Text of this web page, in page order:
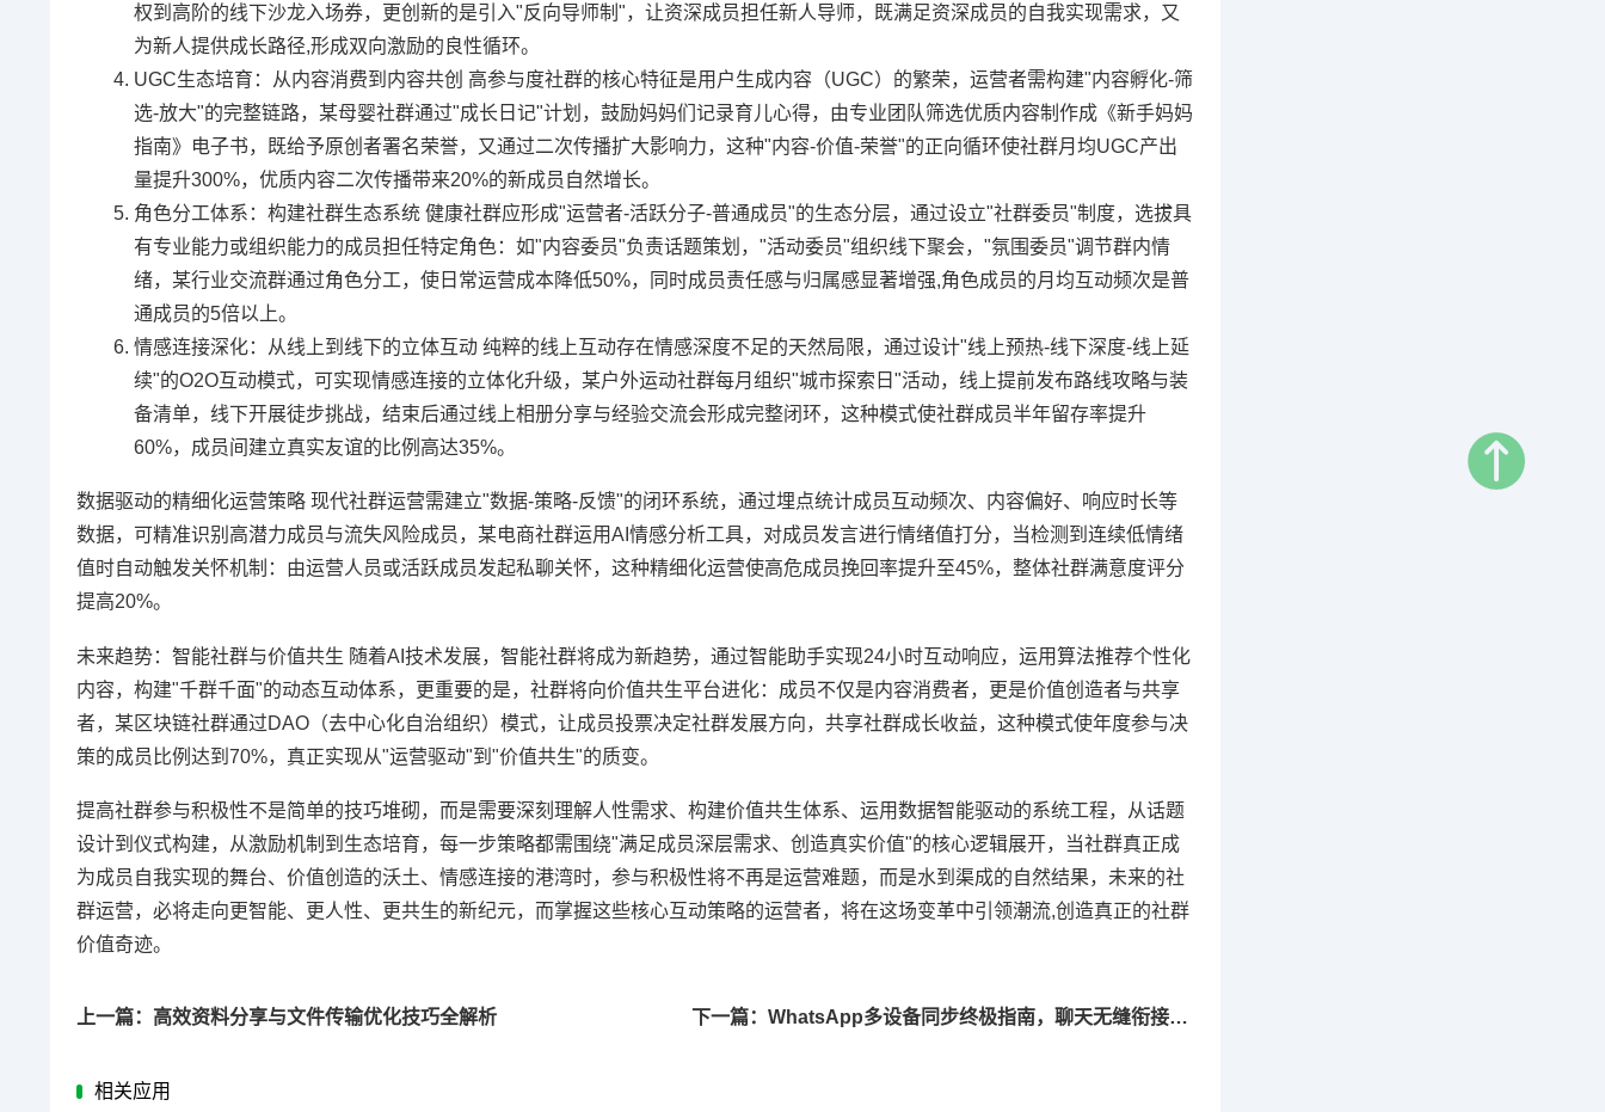
权到高阶的线下沙龙入场券，更创新的是引入"反向导师制"，让资深成员担任新人导师，既满足资深成员的自我实现需求，又
为新人提供成长路径,形成双向激励的良性循环。
UGC生态培育：从内容消费到内容共创 高参与度社群的核心特征是用户生成内容（UGC）的繁荣，运营者需构建"内容孵化-筛
选-放大"的完整链路，某母婴社群通过"成长日记"计划，鼓励妈妈们记录育儿心得，由专业团队筛选优质内容制作成《新手妈妈
指南》电子书，既给予原创者署名荣誉，又通过二次传播扩大影响力，这种"内容-价值-荣誉"的正向循环使社群月均UGC产出
量提升300%，优质内容二次传播带来20%的新成员自然增长。
角色分工体系：构建社群生态系统 健康社群应形成"运营者-活跃分子-普通成员"的生态分层，通过设立"社群委员"制度，选拔具
有专业能力或组织能力的成员担任特定角色：如"内容委员"负责话题策划，"活动委员"组织线下聚会，"氛围委员"调节群内情
绪，某行业交流群通过角色分工，使日常运营成本降低50%，同时成员责任感与归属感显著增强,角色成员的月均互动频次是普
通成员的5倍以上。
情感连接深化：从线上到线下的立体互动 纯粹的线上互动存在情感深度不足的天然局限，通过设计"线上预热-线下深度-线上延
续"的O2O互动模式，可实现情感连接的立体化升级，某户外运动社群每月组织"城市探索日"活动，线上提前发布路线攻略与装
备清单，线下开展徒步挑战，结束后通过线上相册分享与经验交流会形成完整闭环，这种模式使社群成员半年留存率提升
60%，成员间建立真实友谊的比例高达35%。
数据驱动的精细化运营策略 现代社群运营需建立"数据-策略-反馈"的闭环系统，通过埋点统计成员互动频次、内容偏好、响应时长等
数据，可精准识别高潜力成员与流失风险成员，某电商社群运用AI情感分析工具，对成员发言进行情绪值打分，当检测到连续低情绪
值时自动触发关怀机制：由运营人员或活跃成员发起私聊关怀，这种精细化运营使高危成员挽回率提升至45%，整体社群满意度评分
提高20%。
未来趋势：智能社群与价值共生 随着AI技术发展，智能社群将成为新趋势，通过智能助手实现24小时互动响应，运用算法推荐个性化
内容，构建"千群千面"的动态互动体系，更重要的是，社群将向价值共生平台进化：成员不仅是内容消费者，更是价值创造者与共享
者，某区块链社群通过DAO（去中心化自治组织）模式，让成员投票决定社群发展方向，共享社群成长收益，这种模式使年度参与决
策的成员比例达到70%，真正实现从"运营驱动"到"价值共生"的质变。
提高社群参与积极性不是简单的技巧堆砌，而是需要深刻理解人性需求、构建价值共生体系、运用数据智能驱动的系统工程，从话题
设计到仪式构建，从激励机制到生态培育，每一步策略都需围绕"满足成员深层需求、创造真实价值"的核心逻辑展开，当社群真正成
为成员自我实现的舞台、价值创造的沃土、情感连接的港湾时，参与积极性将不再是运营难题，而是水到渠成的自然结果，未来的社
群运营，必将走向更智能、更人性、更共生的新纪元，而掌握这些核心互动策略的运营者，将在这场变革中引领潮流,创造真正的社群
价值奇迹。
上一篇：高效资料分享与文件传输优化技巧全解析 下一篇：WhatsApp多设备同步终极指南，聊天无缝衔接技巧大揭秘
相关应用